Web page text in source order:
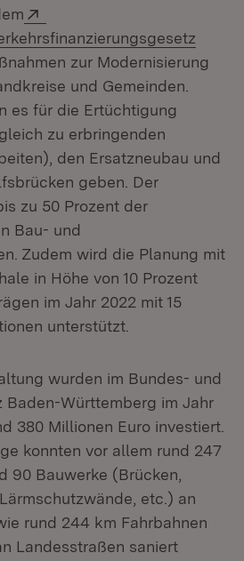
in neuem Fenster)
zur Modernisierung
und Gemeinden.
es für die Ertüchtigung
zu erbringenden
den Ersatzneubau und
geben. Der
zu 50 Prozent der
Bau- und
Zudem wird die Planung mit
in Höhe von 10 Prozent
im Jahr 2022 mit 15
unterstützt.
wurden im Bundes- und
Baden-Württemberg im Jahr
380 Millionen Euro investiert.
konnten vor allem rund 247
90 Bauwerke (Brücken,
etc.) an
rund 244 km Fahrbahnen
Landesstraßen saniert